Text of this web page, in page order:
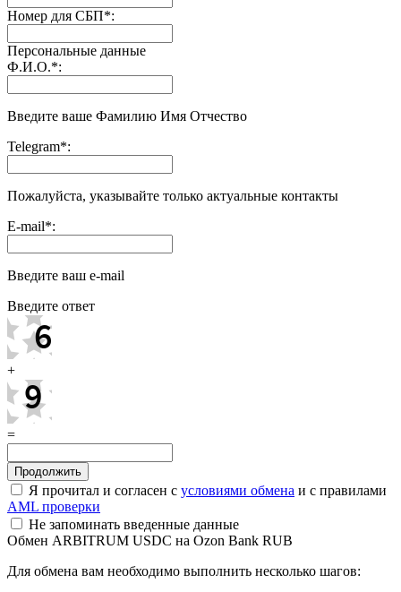
Номер для СБП*:
Персональные данные
Ф.И.О.*:
Введите ваше Фамилию Имя Отчество
Telegram*:
Пожалуйста, указывайте только актуальные контакты
E-mail*:
Введите ваш e-mail
Введите ответ
+
=
Я прочитал и согласен с условиями обмена и с правилами
AML проверки
Не запоминать введенные данные
Обмен ARBITRUM USDC на Ozon Bank RUB
Для обмена вам необходимо выполнить несколько шагов: